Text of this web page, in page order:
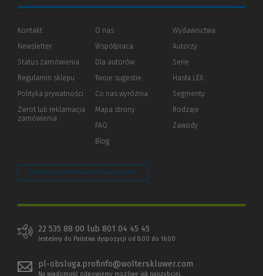
Kontakt
Newsletter
Status zamówienia
Regulamin sklepu
Polityka prywatności (Nowe
(Link
innej
Zwrot lub reklamacja
zamówienia
O nas
Współpraca
Dla autorów(Nowe
(Link
innej
Twoje sugestie
Co nas wyróżnia
Mapa strony
FAQ
Blog
Wydawnictwa
Autorzy
Serie
Hasła LEX
Segmenty
Rodzaje
Zawody
Zarządzaj preferencjami plików cookie
22 535 88 00 lub 801 04 45 45
Jesteśmy do Państwa dyspozycji od 8:00 do 16:00
pl-obsluga.profinfo@wolterskluwer.com
Na wiadomość odpowiemy możliwe jak najszybciej.